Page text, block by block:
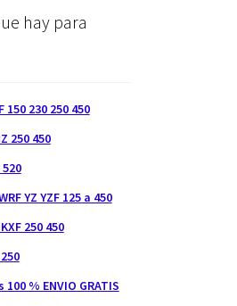
hay para
150 230 250 450
250 450
YZ YZF 125 a 450
250 450
% ENVIO GRATIS